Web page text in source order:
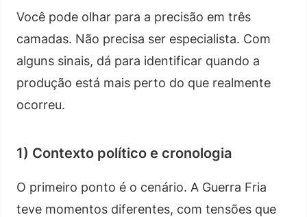
Você pode olhar para a precisão em três
camadas. Não precisa ser especialista. Com
alguns sinais, dá para identificar quando a
produção está mais perto do que realmente
ocorreu.
1) Contexto político e cronologia
O primeiro ponto é o cenário. A Guerra Fria
teve momentos diferentes, com tensões que